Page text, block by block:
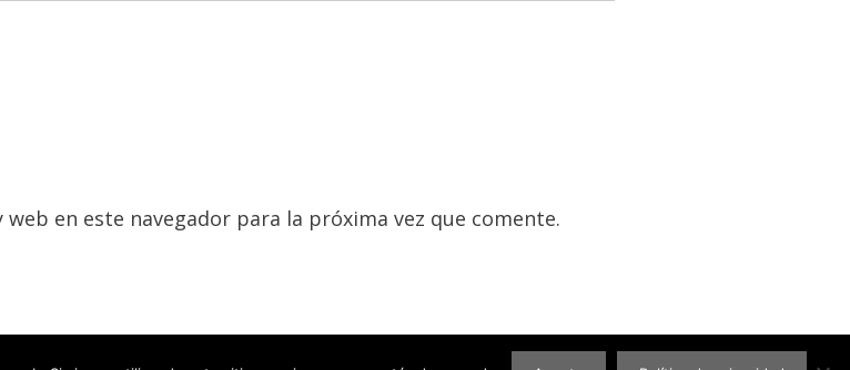
en este navegador para la próxima vez que comente.